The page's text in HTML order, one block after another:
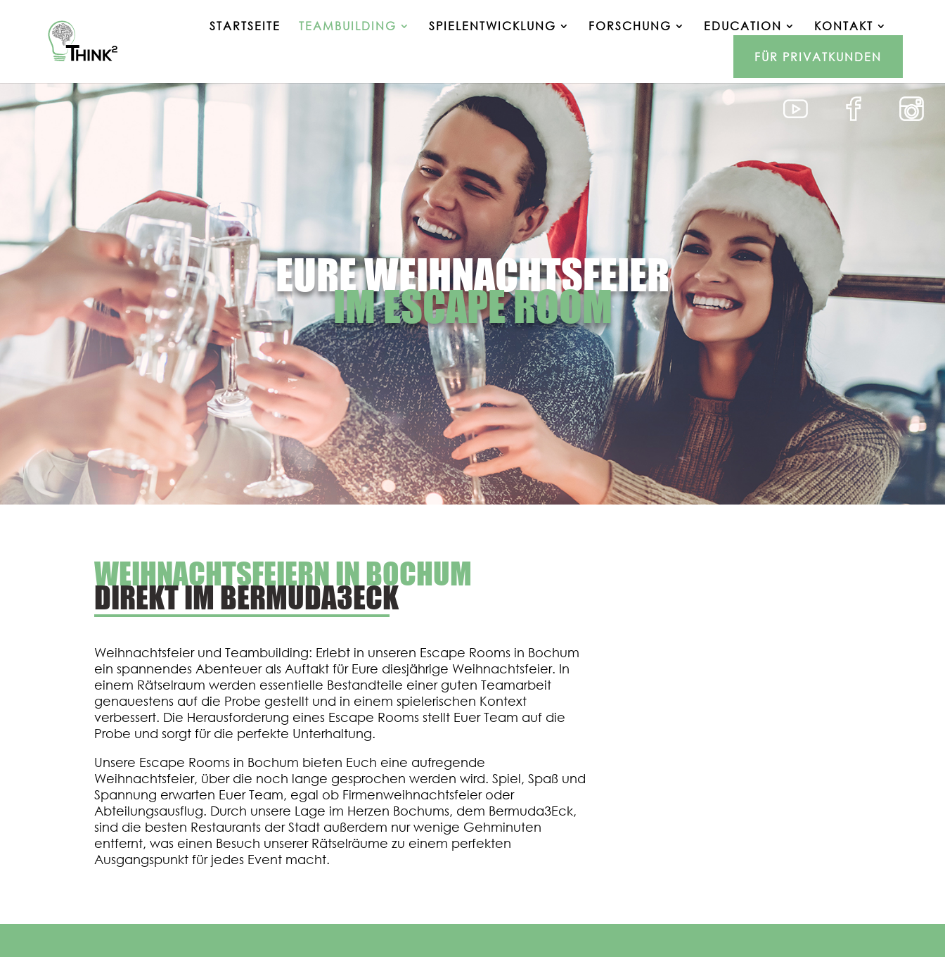
STARTSEITE TEAMBUILDING SPIELENTWICKLUNG FORSCHUNG EDUCATION KONTAKT
FÜR PRIVATKUNDEN
EURE WEIHNACHTSFEIER
IM ESCAPE ROOM
WEIHNACHTSFEIERN IN BOCHUM
DIREKT IM BERMUDA3ECK
Weihnachtsfeier und Teambuilding: Erlebt in unseren Escape Rooms in Bochum
ein spannendes Abenteuer als Auftakt für Eure diesjährige Weihnachtsfeier. In
einem Rätselraum werden essentielle Bestandteile einer guten Teamarbeit
genauestens auf die Probe gestellt und in einem spielerischen Kontext
verbessert. Die Herausforderung eines Escape Rooms stellt Euer Team auf die
Probe und sorgt für die perfekte Unterhaltung.
Unsere Escape Rooms in Bochum bieten Euch eine aufregende
Weihnachtsfeier, über die noch lange gesprochen werden wird. Spiel, Spaß und
Spannung erwarten Euer Team, egal ob Firmenweihnachtsfeier oder
Abteilungsausflug. Durch unsere Lage im Herzen Bochums, dem Bermuda3Eck,
sind die besten Restaurants der Stadt außerdem nur wenige Gehminuten
entfernt, was einen Besuch unserer Rätselräume zu einem perfekten
Ausgangspunkt für jedes Event macht.